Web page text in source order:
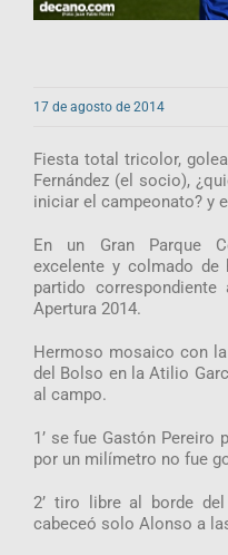
17 de agosto de 2014
Fiesta total tricolor,
Fernández (el socio),
iniciar el campeonato? y
En un Gran Parque
excelente y colmado de
partido
Apertura 2014.
Hermoso mosaico con
del Bolso en la Atilio
al campo.
1’ se fue Gastón Pereiro
por un milímetro no fue
2’ tiro libre al borde
cabeceó solo Alonso a